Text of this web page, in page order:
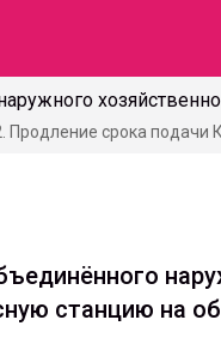
Продление срока подачи
станцию на